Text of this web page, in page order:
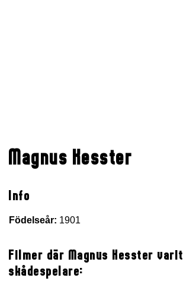
Magnus Kesster
Info
Födelseår: 1901
Filmer där Magnus Kesster varit
skådespelare: